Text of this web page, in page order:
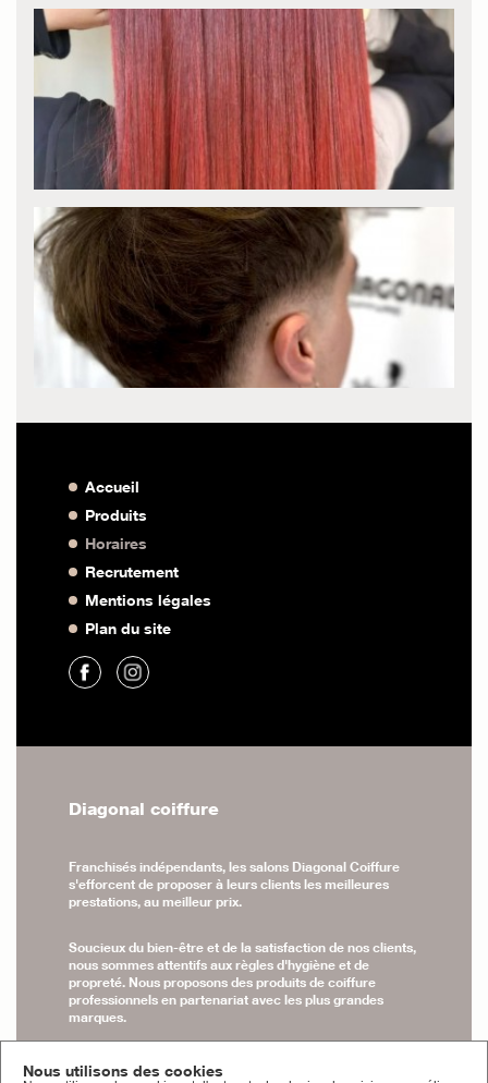
Accueil
Produits
Horaires
Recrutement
Mentions légales
Plan du site
Diagonal coiffure
Franchisés indépendants, les salons Diagonal Coiffure
s'efforcent de proposer à leurs clients les meilleures
prestations, au meilleur prix.
Soucieux du bien-être et de la satisfaction de nos clients,
nous sommes attentifs aux règles d'hygiène et de
propreté. Nous proposons des produits de coiffure
professionnels en partenariat avec les plus grandes
marques.
En partenariat avec les meilleurs centre de formation,
Nous utilisons des cookies